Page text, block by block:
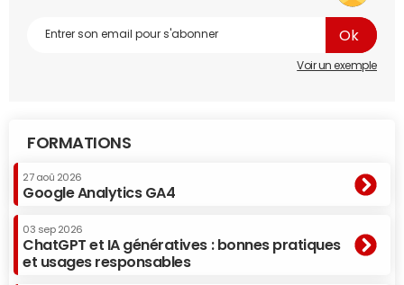
Voir un exemple
FORMATIONS
27 aoû 2026
Google Analytics GA4
03 sep 2026
ChatGPT et IA génératives : bonnes pratiques
et usages responsables